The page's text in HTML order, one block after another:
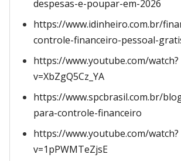
despesas-e-poupar-em-2026
https://www.idinheiro.com.br/
controle-financeiro-pessoal-
https://www.youtube.com/watch?
v=XbZgQ5Cz_YA
https://www.spcbrasil.com.br/
para-controle-financeiro
https://www.youtube.com/watch?
v=1pPWMTeZjsE